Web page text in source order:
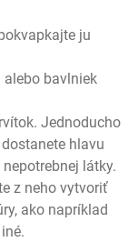
ju
alebo bavlniek
Jednoducho
hlavu
látky.
z neho vytvoriť
ako napríklad